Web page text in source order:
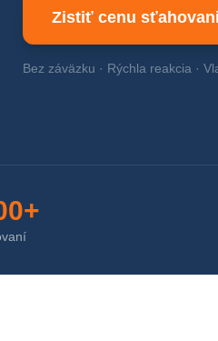
Zistiť cenu
Bez záväzku · Rýchla reakcia ·